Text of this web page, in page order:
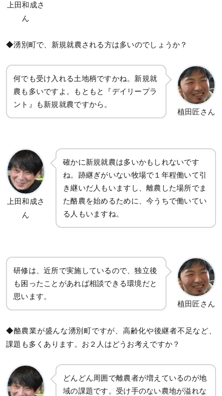
上田和成さ
ん
◆湧別町で、新規就農される方は多いのでしょうか？
何でも受け入れる土地柄ですかね。新規就
農も多いですよ。もともと『デイリープラ
ント』も新規就農ですから。
植田匠さん
上田和成さ
ん
確かに新規就農は多いかもしれないです
ね。跡継ぎがいない牧場で１年程働いて引
き継いだ人もいますし、離農した場所でま
た酪農を始めるために、今うちで働いてい
る人もいますね。
研修は、近所で実施しているので、独立後
も困ったことがあれば相談できる環境だと
思います。
植田匠さん
◆酪農業が盛んな湧別町ですが、高齢化や後継者不足など、
課題も多くあります。お２人はどうお考えですか？
どんどん周囲で離農者が増えているのが地
域の課題です。受け手のない農地が溢れな